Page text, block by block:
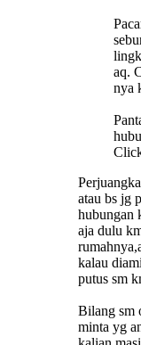
aq.
nya
atau bs jg
hubungan
aja dulu
kalau
putus sm
Bilang sm
minta yg